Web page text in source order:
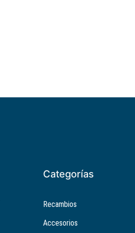
Categorías
Recambios
Accesorios